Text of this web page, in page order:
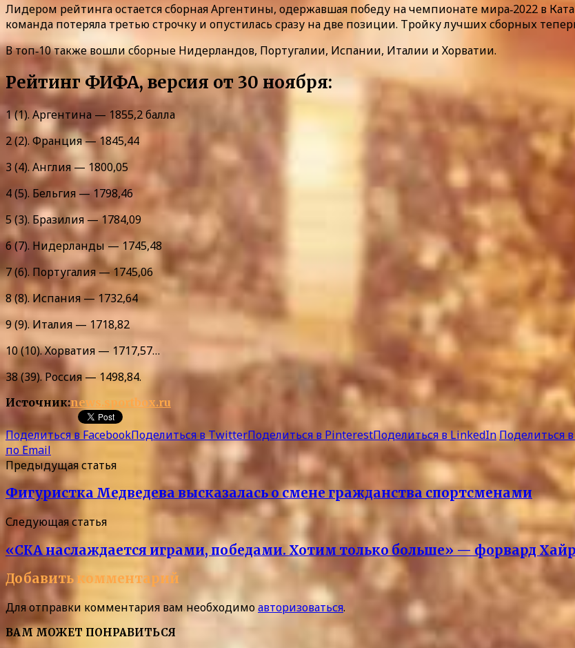
Лидером рейтинга остается сборная Аргентины, одержавшая победу на чемпионате мира‑2022 в
команда потеряла третью строчку и опустилась сразу на две позиции. Тройку лучших сборных
В топ‑10 также вошли сборные Нидерландов, Португалии, Испании, Италии и Хорватии.
Рейтинг ФИФА, версия от 30 ноября:
1 (1). Аргентина — 1855,2 балла
2 (2). Франция — 1845,44
3 (4). Англия — 1800,05
4 (5). Бельгия — 1798,46
5 (3). Бразилия — 1784,09
6 (7). Нидерланды — 1745,48
7 (6). Португалия — 1745,06
8 (8). Испания — 1732,64
9 (9). Италия — 1718,82
10 (10). Хорватия — 1717,57…
38 (39). Россия — 1498,84.
Источник:news.sportbox.ru
Поделиться в FacebookПоделиться в TwitterПоделиться в PinterestПоделиться в LinkedInПоделиться
по Email
Предыдущая статья
Фигуристка Медведева высказалась о смене гражданства спортсменами
Следующая статья
«СКА наслаждается играми, победами. Хотим только больше» — форвард
Добавить комментарий
Для отправки комментария вам необходимоавторизоваться.
ВАМ МОЖЕТ ПОНРАВИТЬСЯ